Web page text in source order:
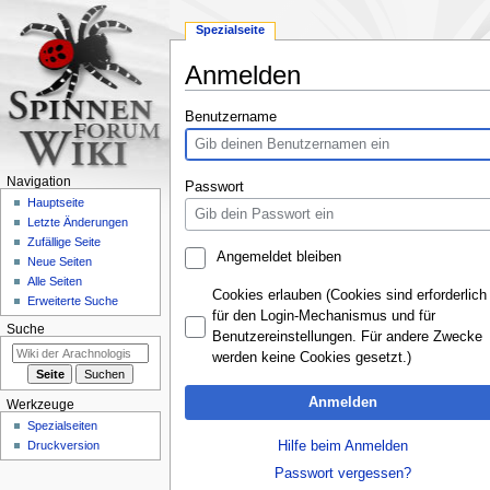
Anmelden
Zur
Navigation
springen
Zur
Suche
springen
Benutzername
Passwort
Angemeldet bleiben
Cookies erlauben (Cookies sind erforderlich
für den Login-Mechanismus und für
Benutzereinstellungen. Für andere Zwecke
werden keine Cookies gesetzt.)
Anmelden
Hilfe beim Anmelden
Passwort vergessen?
Spezialseite
Navigation
Hauptseite
Letzte Änderungen
Zufällige Seite
Neue Seiten
Alle Seiten
Erweiterte Suche
Suche
Werkzeuge
Spezialseiten
Druckversion